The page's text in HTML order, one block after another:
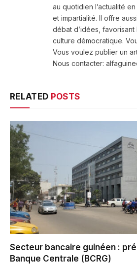
au quotidien l’actualité
et impartialité. Il offre
débat d’idées, favorisant
culture démocratique.
Vous voulez publier un
Nous contacter:
RELATED POSTS
Secteur bancaire guinéen :
Banque Centrale (BCRG)